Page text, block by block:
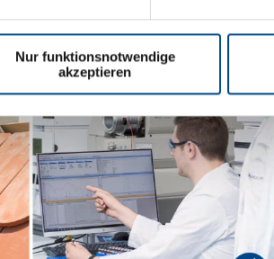
Nur funktionsnotwendige
akzeptieren